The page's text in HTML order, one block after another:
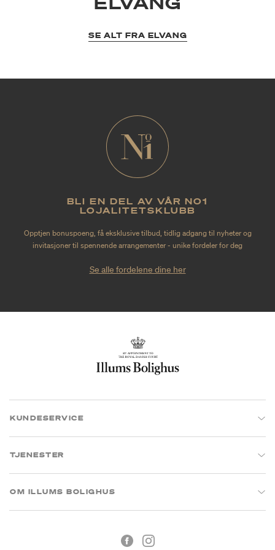
SE ALT FRA ELVANG
BLI EN DEL AV VÅR NO1
LOJALITETSKLUBB
Opptjen bonuspoeng, få eksklusive tilbud, tidlig adgang til nyheter og
invitasjoner til spennende arrangementer - unike fordeler for deg
Se alle fordelene dine her
KUNDESERVICE
TJENESTER
OM ILLUMS BOLIGHUS